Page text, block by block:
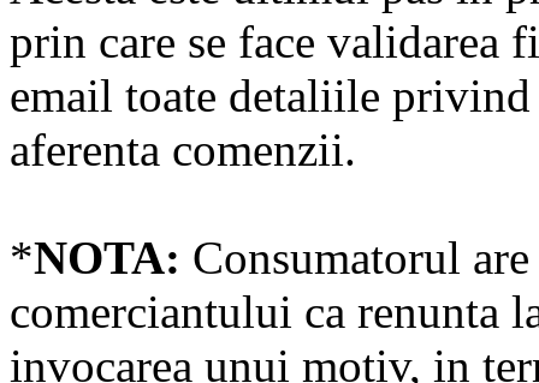
prin care se face validarea
email toate detaliile
aferenta comenzii.
*NOTA: Consumatorul
comerciantului ca renunta
invocarea unui motiv, in